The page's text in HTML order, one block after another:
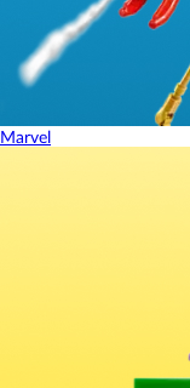
Marvel